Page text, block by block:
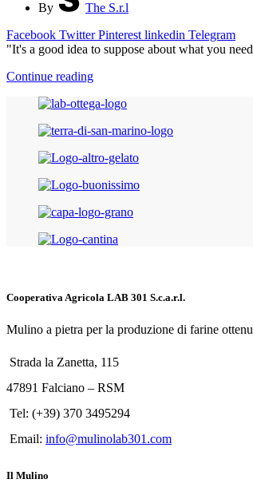
By
The S.r.l
Facebook Twitter Pinterest linkedin Telegram
"It's a good idea to suppose about what you
Continue reading
Cooperativa Agricola LAB 301 S.c.a.r.l.
Mulino a pietra per la produzione di farine
Strada la Zanetta, 115
47891 Falciano – RSM
Tel: (+39) 370 3495294
Email: info@mulinolab301.com
Il Mulino